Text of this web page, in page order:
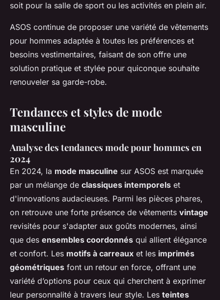
soit pour la salle de sport ou les activités en plein air.
ASOS continue de proposer une variété de vêtements
pour hommes adaptée à toutes les préférences et
besoins vestimentaires, faisant de son offre une
solution pratique et stylée pour quiconque souhaite
renouveler sa garde-robe.
Tendances et styles de mode
masculine
Analyse des tendances mode pour hommes en
2024
En 2024, la mode masculine sur ASOS est marquée
par un mélange de classiques intemporels et
d'innovations audacieuses. Parmi les pièces phares,
on retrouve une forte présence de vêtements vintage
revisités pour s'adapter aux goûts modernes, ainsi
que des ensembles coordonnés qui allient élégance
et confort. Les motifs à carreaux et les imprimés
géométriques font un retour en force, offrant une
variété d’options pour ceux qui cherchent à exprimer
leur personnalité à travers leur style. Les teintes